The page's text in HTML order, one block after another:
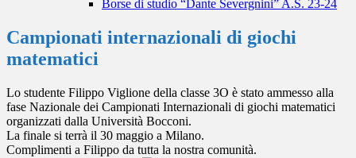
Borse di studio “Dante Severgnini” A.S. 23-24
Campionati internazionali di giochi
matematici
Lo studente Filippo Viglione della classe 3O è stato ammesso alla
fase Nazionale dei Campionati Internazionali di giochi matematici
organizzati dalla Università Bocconi.
La finale si terrà il 30 maggio a Milano.
Complimenti a Filippo da tutta la nostra comunità.